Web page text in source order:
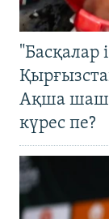
"Басқалар
Ақша
күрес пе?